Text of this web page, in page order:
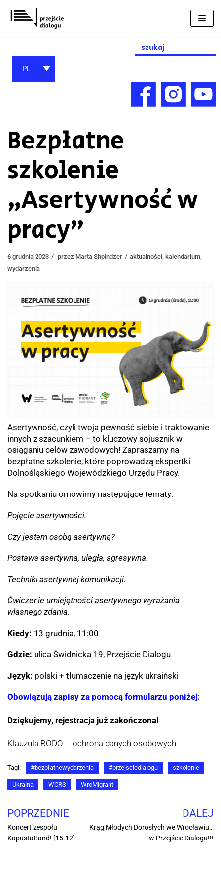
Przejdź
do
Search
for:
PL
Bezpłatne
szkolenie
„Asertywność w
pracy”
6 grudnia 2023 przez Marta Shpindzer aktualności kalendarium
wydarzenia
Asertywność, czyli twoja pewność siebie i traktowanie
innych z szacunkiem – to kluczowy sojusznik w
osiąganiu celów zawodowych! Zapraszamy na
bezpłatne szkolenie, które poprowadzą ekspertki
Dolnośląskiego Wojewódzkiego Urzędu Pracy.
Na spotkaniu omówimy następujące tematy:
Pojęcie asertywności.
Czy jestem osobą asertywną?
Postawa asertywna, uległa, agresywna.
Techniki asertywnej komunikacji.
Ćwiczenie umiejętności asertywnego wyrażania
własnego zdania.
Kiedy: 13 grudnia, 11:00
Gdzie: ulica Świdnicka 19, Przejście Dialogu
Język: polski + tłumaczenie na język ukraiński
Obowiązują zapisy za pomocą formularzu poniżej:
Dziękujemy, rejestracja już zakończona!
Klauzula RODO – ochrona danych osobowych
Tagi: #bezpłatnewydarzenia #przejsciedialogu szkolenie
Ukraina WCRS WroMigrant
POPRZEDNIE
Koncert zespołu
KapustaBand! [15.12]
DALEJ
Krąg Młodych Dorosłych we Wrocławiu…
w Przejście Dialogu!!!